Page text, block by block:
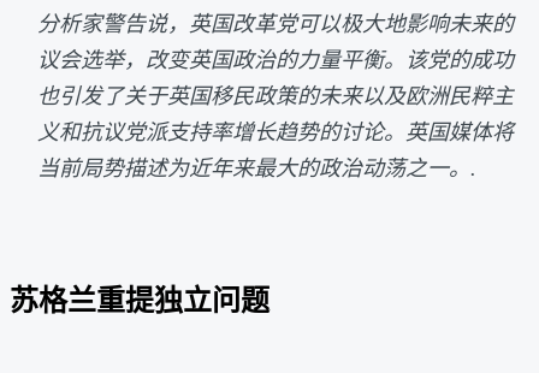
分析家警告说，英国改革党可以极大地影响未来的
议会选举，改变英国政治的力量平衡。该党的成功
也引发了关于英国移民政策的未来以及欧洲民粹主
义和抗议党派支持率增长趋势的讨论。英国媒体将
当前局势描述为近年来最大的政治动荡之一。.
苏格兰重提独立问题